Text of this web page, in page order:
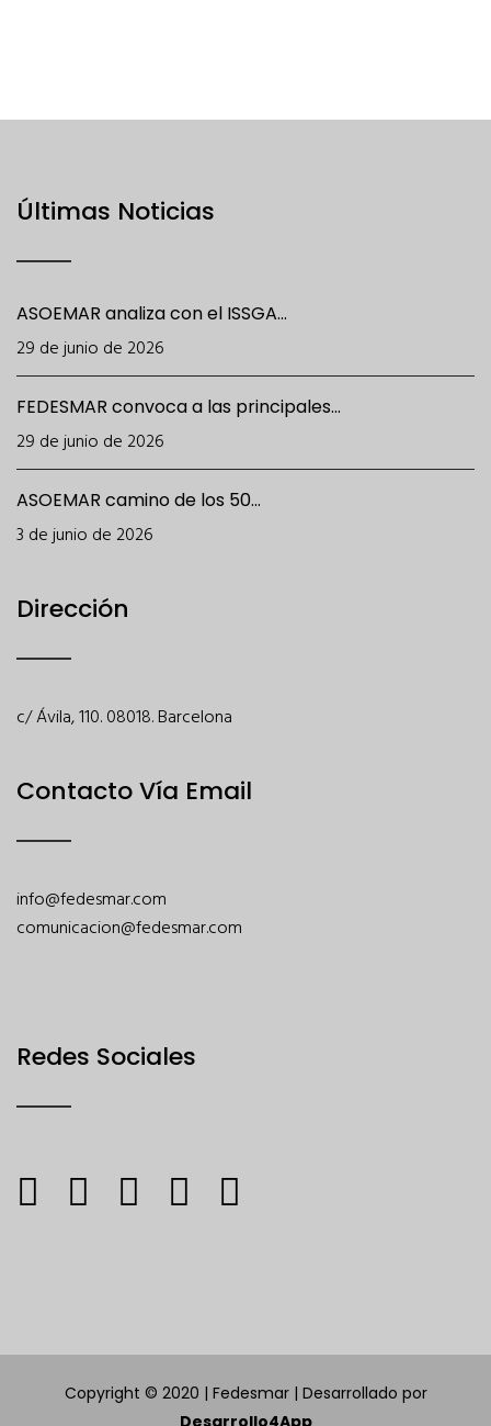
Últimas Noticias
ASOEMAR analiza con el ISSGA...
29 de junio de 2026
FEDESMAR convoca a las principales...
29 de junio de 2026
ASOEMAR camino de los 50...
3 de junio de 2026
Dirección
c/ Ávila, 110. 08018. Barcelona
Contacto Vía Email
info@fedesmar.com
comunicacion@fedesmar.com
Redes Sociales
Copyright © 2020 | Fedesmar | Desarrollado por